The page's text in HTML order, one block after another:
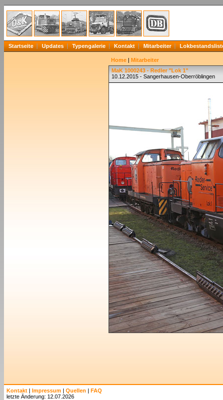
Startseite Updates Typengalerie Kontakt Mitarbeiter
Home | Mitarbeiter
MaK 1000243 - Redler "Lok 1"
10.12.2015 - Sangerhausen-Oberröblingen
Kontakt | Impressum | Quellen | FAQ
letzte Änderung: 12.07.2026